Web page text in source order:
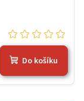
Do košíku